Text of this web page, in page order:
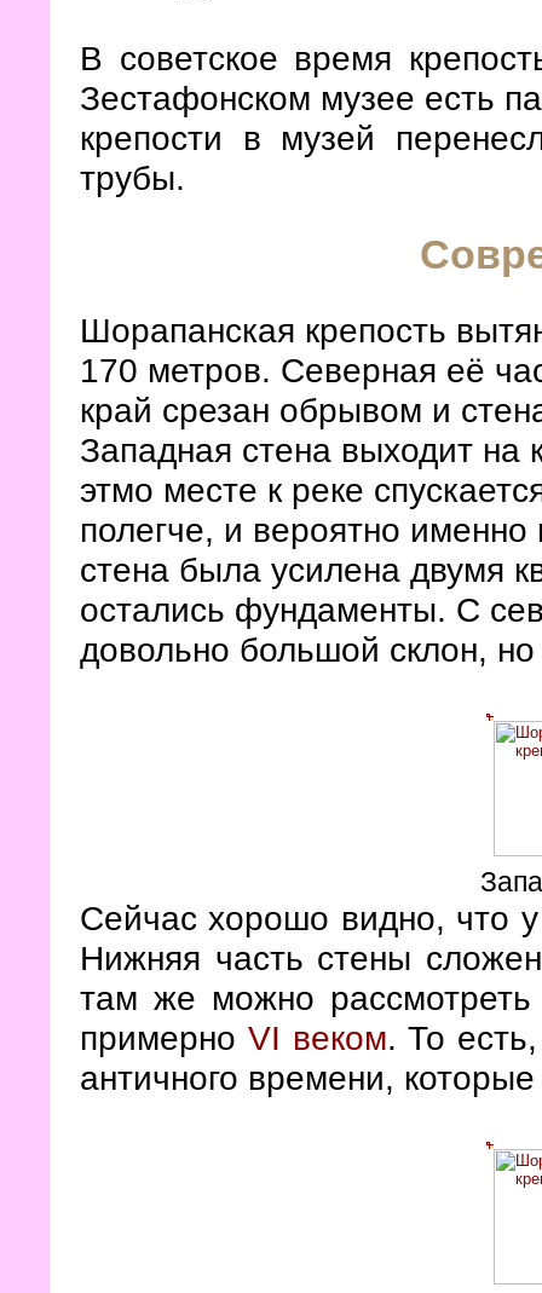
В советское время
Зестафонском музее есть
крепости в музей
трубы.
Шорапанская крепость
170 метров. Северная её
край срезан обрывом и
Западная стена выходит на
этмо месте к реке
полегче, и вероятно
стена была усилена двумя
остались фундаменты. С
довольно большой склон,
Сейчас хорошо видно, что
Нижняя часть стены
там же можно
примерно VI веком. То
античного времени,